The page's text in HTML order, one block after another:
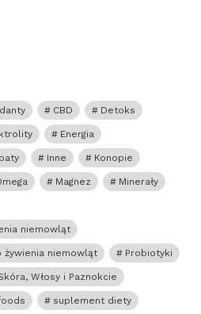
CBD Detoks
Energia
Inne Konopie
Magnez Minerały
niemowląt
niemowląt Probiotyki
Włosy i Paznokcie
suplement diety